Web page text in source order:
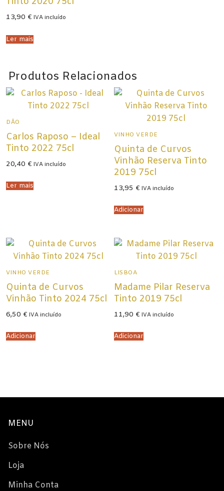
13,90 € IVA incluído
Ler mais
Produtos Relacionados
DÃO
Carlos Raposo – Ideal
Tinto 2022 75cl
20,40 € IVA incluído
Ler mais
VINHO VERDE
Quinta de Curvos
Vinhão Reserva Tinto
2019 75cl
13,95 € IVA incluído
Adicionar
VINHO VERDE
Quinta de Curvos
Vinhão Tinto 2024 75cl
6,50 € IVA incluído
Adicionar
LISBOA
Madame Pilar Reserva
Tinto 2019 75cl
11,90 € IVA incluído
Adicionar
MENU
Sobre Nós
Loja
Minha Conta